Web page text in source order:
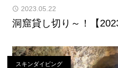
2023.05.22
洞窟貸し切り～！【
スキンダイビング